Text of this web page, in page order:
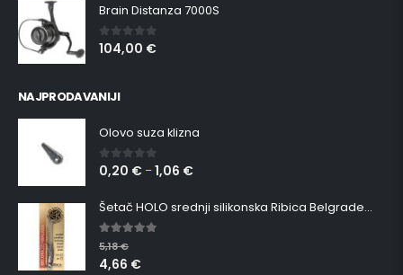
Brain Distanza 7000S
0out of 5
104,00 €
NAJPRODAVANIJI
Olovo suza klizna
0 out of 5
0,20 € –1,06 €
Šetač HOLO srednji silikonska Ribica Belgrade Walker
5.00out of 5
5,18€
4,66 €